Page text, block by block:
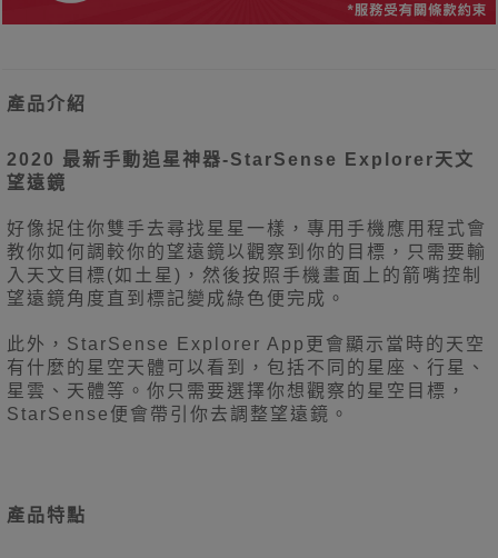
產品介紹
2020 最新手動追星神器-StarSense Explorer天文
望遠鏡
好像捉住你雙手去尋找星星一樣，專用手機應用程式會
教你如何調較你的望遠鏡以觀察到你的目標，只需要輸
入天文目標(如土星)，然後按照手機畫面上的箭嘴控制
望遠鏡角度直到標記變成綠色便完成。
此外，StarSense Explorer App更會顯示當時的天空
有什麼的星空天體可以看到，包括不同的星座、行星、
星雲、天體等。你只需要選擇你想觀察的星空目標，
StarSense便會帶引你去調整望遠鏡。
產品特點